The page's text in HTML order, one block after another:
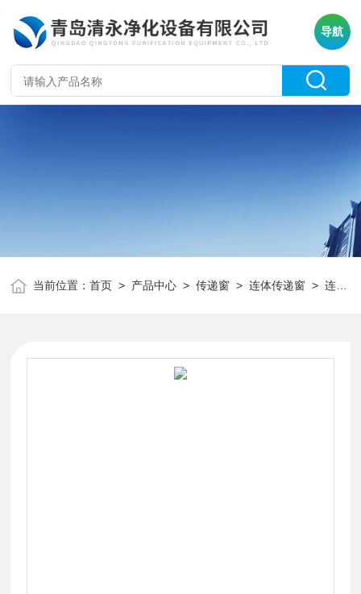
导航
当前位置：首页 > 产品中心 >传递窗 >连体传递窗 > 连体传递窗 大型无菌窗